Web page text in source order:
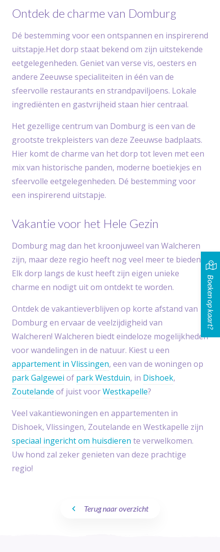
Ontdek de charme van Domburg
Dé bestemming voor een ontspannen en inspirerend
uitstapje.Het dorp staat bekend om zijn uitstekende
eetgelegenheden. Geniet van verse vis, oesters en
andere Zeeuwse specialiteiten in één van de
sfeervolle restaurants en strandpaviljoens. Lokale
ingrediënten en gastvrijheid staan hier centraal.
Het gezellige centrum van Domburg is een van de
grootste trekpleisters van deze Zeeuwse badplaats.
Hier komt de charme van het dorp tot leven met een
mix van historische panden, moderne boetiekjes en
sfeervolle eetgelegenheden. Dé bestemming voor
een inspirerend uitstapje.
Vakantie voor het Hele Gezin
Domburg mag dan het kroonjuweel van Walcheren
zijn, maar deze regio heeft nog veel meer te bieden.
Elk dorp langs de kust heeft zijn eigen unieke
charme en nodigt uit om ontdekt te worden.
Ontdek de vakantieverblijven op korte afstand van
Domburg en ervaar de veelzijdigheid van
Walcheren! Walcheren biedt eindeloze mogelijkheden
voor wandelingen in de natuur. Kiest u een
appartement in Vlissingen, een van de woningen op
park Galgewei of park Westduin, in Dishoek,
Zoutelande of juist voorWestkapelle?
Veel vakantiewoningen en appartementen in
Dishoek, Vlissingen, Zoutelande en Westkapelle zijn
speciaal ingericht om huisdieren te verwelkomen.
Uw hond zal zeker genieten van deze prachtige
regio!
Terug naar overzicht
Boeken op kaart?